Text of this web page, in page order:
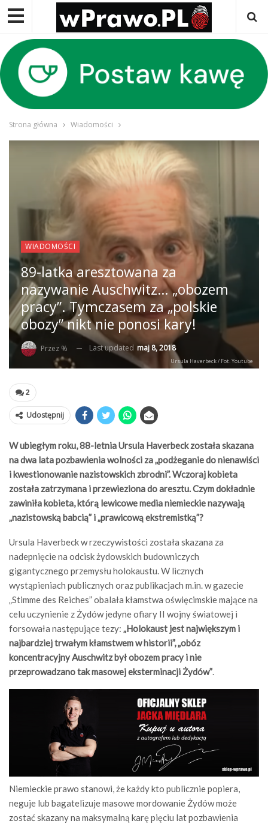
Strona główna Wiadomości
WIADOMOŚCI
89-latka aresztowana za
nazywanie Auschwitz… „obozem
pracy”. Tymczasem za „polskie
obozy” nikt nie ponosi kary!
Przez % Last updated maj 8, 2018
Ursula Haverbeck / Fot. Youtube
2
Udostępnij
W ubiegłym roku, 88-letnia Ursula Haverbeck została skazana
na dwa lata pozbawienia wolności za „podżeganie do nienawiści
i kwestionowanie nazistowskich zbrodni”. Wczoraj kobieta
została zatrzymana i przewieziona do aresztu. Czym dokładnie
zawiniła kobieta, którą lewicowe media niemieckie nazywają
„nazistowską babcią” i „prawicową ekstremistką”?
Ursula Haverbeck w rzeczywistości została skazana za
nadepnięcie na odcisk żydowskich budowniczych
gigantycznego przemysłu holokaustu. W licznych
wystąpieniach publicznych oraz publikacjach m.in. w gazecie
„Stimme des Reiches” obalała kłamstwa oświęcimskie mające na
celu uczynienie z Żydów jedyne ofiary II wojny światowej i
forsowała następujące tezy: „Holokaust jest największym i
najbardziej trwałym kłamstwem w historii”, „obóz
koncentracyjny Auschwitz był obozem pracy i nie
przeprowadzano tak masowej eksterminacji Żydów”.
Niemieckie prawo stanowi, że każdy kto publicznie popiera,
neguje lub bagatelizuje masowe mordowanie Żydów może
zostać skazany na maksymalną karę pięciu lat pozbawienia